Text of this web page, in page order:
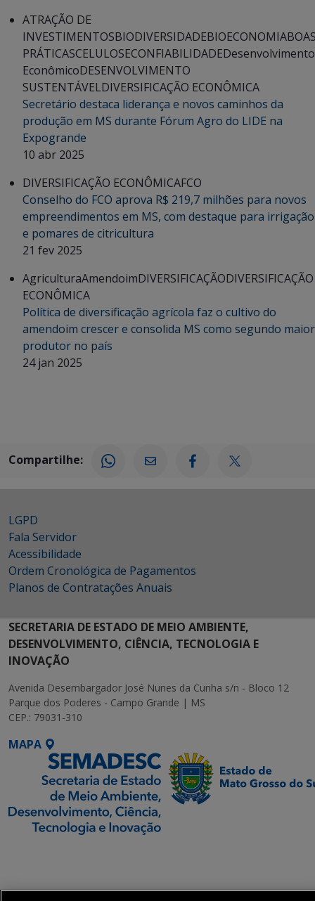
ATRAÇÃO DE
INVESTIMENTOSBIODIVERSIDADEBIOECONOMIA
PRÁTICASCELULOSECONFIABILIDADEDesenvolvimento
EconômicoDESENVOLVIMENTO
SUSTENTÁVELDIVERSIFICAÇÃO ECONÔMICA
Secretário destaca liderança e novos caminhos da
produção em MS durante Fórum Agro do LIDE na
Expogrande
10 abr 2025
DIVERSIFICAÇÃO ECONÔMICAFCO
Conselho do FCO aprova R$ 219,7 milhões para novos
empreendimentos em MS, com destaque para irrigação
e pomares de citricultura
21 fev 2025
AgriculturaAmendoimDIVERSIFICAÇÃODIVERSIFICAÇÃO
ECONÔMICA
Política de diversificação agrícola faz o cultivo do
amendoim crescer e consolida MS como segundo maior
produtor no país
24 jan 2025
Compartilhe:
LGPD
Fala Servidor
Acessibilidade
Ordem Cronológica de Pagamentos
Planos de Contratações Anuais
SECRETARIA DE ESTADO DE MEIO AMBIENTE,
DESENVOLVIMENTO, CIÊNCIA, TECNOLOGIA E
INOVAÇÃO
Avenida Desembargador José Nunes da Cunha s/n - Bloco 12
Parque dos Poderes - Campo Grande | MS
CEP.: 79031-310
MAPA
Transformação Digital